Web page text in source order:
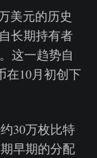
美元的历史
长期持有者
这一趋势自
在10月初创下
30万枚比特
早期的分配